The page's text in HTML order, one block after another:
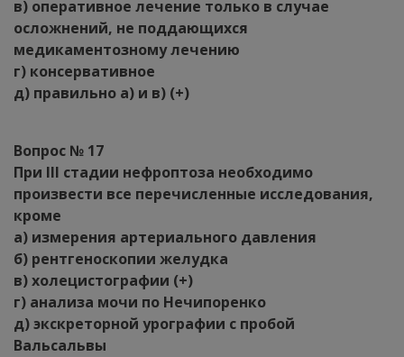
в) оперативное лечение только в случае
осложнений, не поддающихся
медикаментозному лечению
г) консервативное
д) правильно а) и в) (+)
Вопрос № 17
При III стадии нефроптоза необходимо
произвести все перечисленные исследования,
кроме
а) измерения артериального давления
б) рентгеноскопии желудка
в) холецистографии (+)
г) анализа мочи по Нечипоренко
д) экскреторной урографии с пробой
Вальсальвы